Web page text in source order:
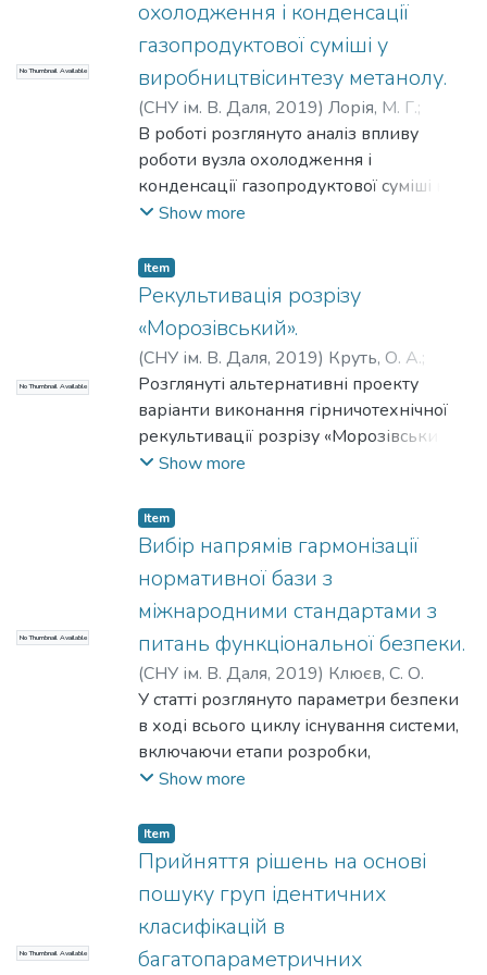
кришею моделі 19-758-01, вагони-
цистерни моделі 15-1443.
No Thumbnail Available
охолодження і конденсації
газопродуктової суміші у
виробництвісинтезу метанолу.
(СНУ ім. В. Даля, 2019) Лорія, М. Г.;
Поркуян, О. В.;Целіщев, О. Б.;Єлісєєв, П.
Й.
В роботі розглянуто аналіз впливу
роботи вузла охолодження і
конденсації газопродуктової суміші на
стабільність виробничого процесу
нетрадиційний підхід до регулювання
роботи вузла охолодження і
конденсації, заснований на принципі
компенсації збурень шляхом вибору
оптимальної схеми включення
елементів вузла.
Show more
No Thumbnail Available
Item
Рекультивація розрізу
«Морозівський».
(СНУ ім. В. Даля, 2019) Круть, О. А.;
Чернецька-Білецька, Н. Б.
Розглянуті альтернативні проекту
варіанти виконання гірничотехнічної
рекультивації розрізу «Морозівський»
буровибуховим способом та способом
технологія їх використання, визначені
їх технологічні і вартісні показники,
проведено техніко-економічне
порівняння варіантів, в результаті якого
найбільш вигідним варіантом
встановлено варіант рекультивації
крокуючими екскаваторами ЕШ-10/70
та ЕШ- 6/45 з урахуванням їх ремонту.
Show more
No Thumbnail Available
Item
Вибір напрямів гармонізації
нормативної бази з
міжнародними стандартами з
питань функціональної безпеки.
(СНУ ім. В. Даля, 2019) Клюєв, С. О.
У статті розглянуто параметри безпеки
в ході всього циклу існування системи,
включаючи етапи розробки,
підтвердження безпеки, монтажу,
експлуатації. В якості технічної основи
для підтримки забезпечення
функціональної безпеки
міжнародними та європейськими
стандартами розглянуто використання
поетапної структури, заснованої на
Show more
No Thumbnail Available
Item
Прийняття рішень на основі
пошуку груп ідентичних
класифікацій в
багатопараметричних